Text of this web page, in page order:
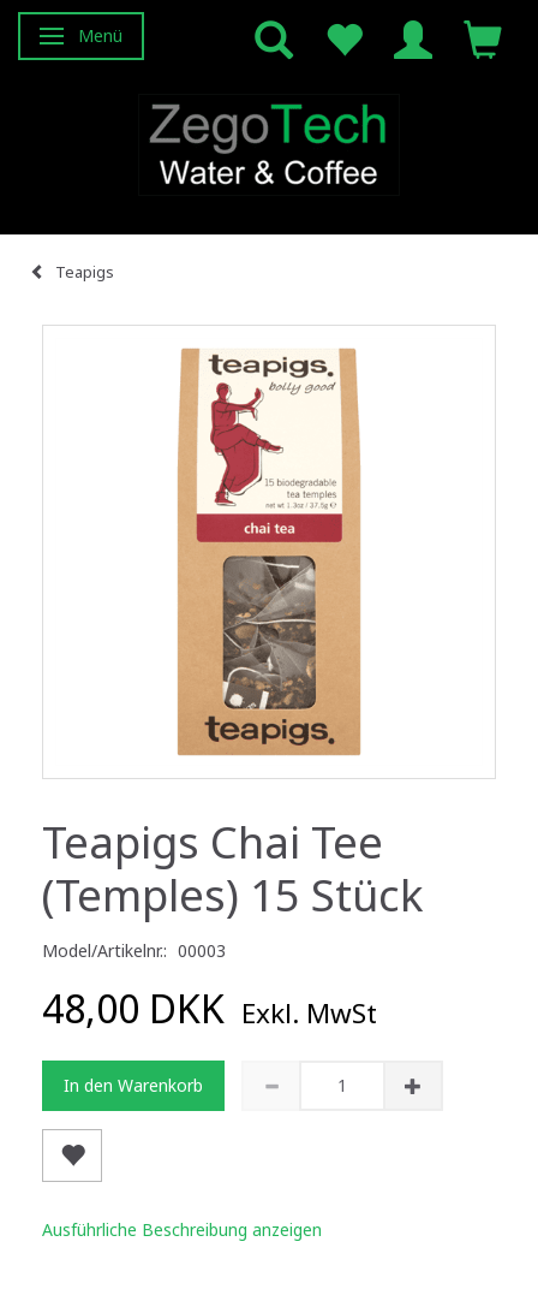
Anzeige ändern
Menü
Teapigs
Teapigs Chai Tee
(Temples) 15 Stück
Model/Artikelnr.: 00003
48,00 DKK Exkl. MwSt
In den Warenkorb
Ausführliche Beschreibung anzeigen